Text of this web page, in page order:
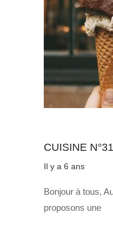
CUISINE N°31
Il y a 6 ans
Bonjour à tous,
proposons une